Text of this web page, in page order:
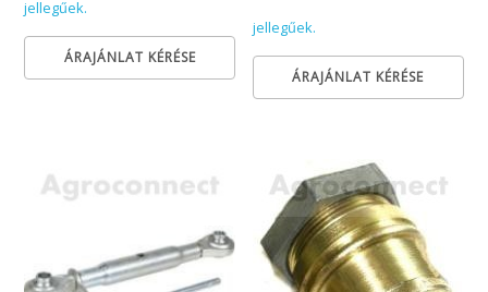
jellegűek.
ÁRAJÁNLAT KÉRÉSE
jellegűek.
ÁRAJÁNLAT KÉRÉSE